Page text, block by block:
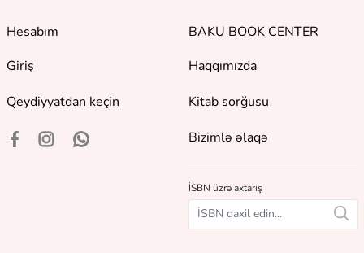
Hesabım
Giriş
Qeydiyyatdan keçin
BAKU BOOK CENTER
Haqqımızda
Kitab sorğusu
Bizimlə əlaqə
İSBN üzrə axtarış